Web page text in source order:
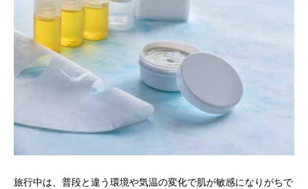
旅行中は、普段と違う環境や気温の変化で肌が敏感になりがちで